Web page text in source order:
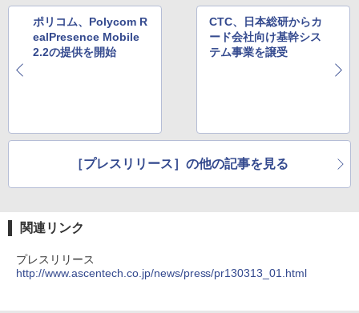
ポリコム、Polycom R
ealPresence Mobile
2.2の提供を開始
CTC、日本総研からカ
ード会社向け基幹シス
テム事業を譲受
［プレスリリース］の他の記事を見る
関連リンク
プレスリリース
http://www.ascentech.co.jp/news/press/pr130313_01.html